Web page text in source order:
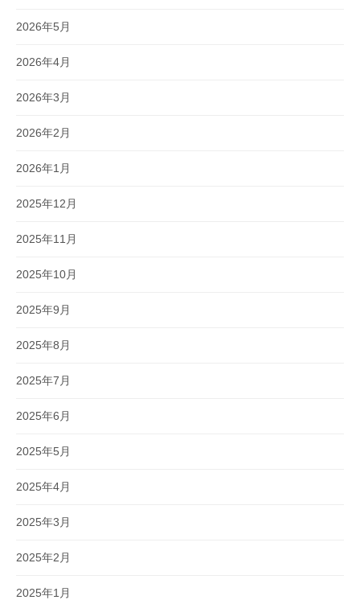
2026年5月
2026年4月
2026年3月
2026年2月
2026年1月
2025年12月
2025年11月
2025年10月
2025年9月
2025年8月
2025年7月
2025年6月
2025年5月
2025年4月
2025年3月
2025年2月
2025年1月